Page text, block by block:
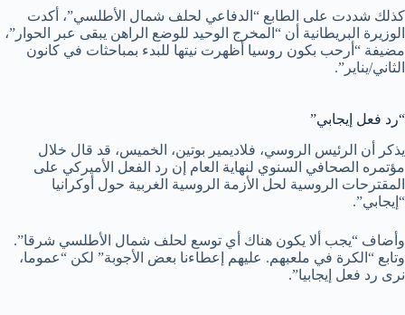
كذلك شددت على الطابع “الدفاعي لحلف شمال الأطلسي”، أكدت
الوزيرة البريطانية أن “المخرج الوحيد للوضع الراهن يبقى عبر الحوار”،
مضيفة “أرحب بكون روسيا أظهرت نيتها للبدء بمباحثات في كانون
الثاني/يناير”.
“رد فعل إيجابي”
يذكر أن الرئيس الروسي، فلاديمير بوتين، الخميس، قد قال خلال
مؤتمره الصحافي السنوي لنهاية العام إن رد الفعل الأميركي على
المقترحات الروسية لحل الأزمة الروسية الغربية حول أوكرانيا
“إيجابي”.
وأضاف “يجب ألا يكون هناك أي توسع لحلف شمال الأطلسي شرقا”.
وتابع “الكرة في ملعبهم. عليهم إعطاءنا بعض الأجوبة” لكن “عموما،
نرى رد فعل إيجابيا”.